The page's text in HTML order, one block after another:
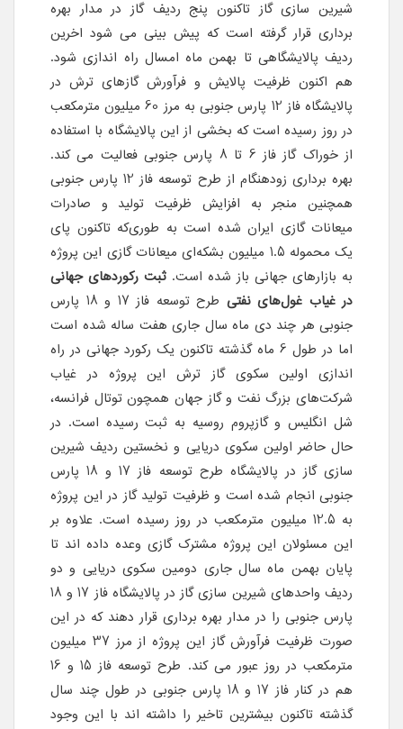
شیرین سازی گاز تاکنون پنج ردیف گاز در مدار بهره
برداری قرار گرفته است که پیش بینی می شود اخرین
ردیف پالایشگاهی تا بهمن ماه امسال راه اندازی شود.
هم اکنون ظرفیت پالایش و فرآورش گازهای ترش در
پالایشگاه فاز 12 پارس جنوبی به مرز 60 میلیون مترمکعب
در روز رسیده است که بخشی از این پالایشگاه با استفاده
از خوراک گاز فاز 6 تا 8 پارس جنوبی فعالیت می کند.
بهره برداری زودهنگام از طرح توسعه فاز 12 پارس جنوبی
همچنین منجر به افزایش ظرفیت تولید و صادرات
میعانات گازی ایران شده است به طوری‌که تاکنون پای
یک محموله 1.5 میلیون بشکه‌ای میعانات گازی این پروژه
به بازارهای جهانی باز شده است. ثبت رکوردهای جهانی
در غیاب غول‌های نفتی
طرح توسعه فاز 17 و 18 پارس
جنوبی هر چند دی ماه سال جاری هفت ساله شده است
اما در طول 6 ماه گذشته تاکنون یک رکورد جهانی در راه
اندازی اولین سکوی گاز ترش این پروژه در غیاب
شرکت‌های بزرگ نفت و گاز جهان همچون توتال فرانسه،
شل انگلیس و گازپروم روسیه به ثبت رسیده است. در
حال حاضر اولین سکوی دریایی و نخستین ردیف شیرین
سازی گاز در پالایشگاه طرح توسعه فاز 17 و 18 پارس
جنوبی انجام شده است و ظرفیت تولید گاز در این پروژه
به 12.5 میلیون مترمکعب در روز رسیده است. علاوه بر
این مسئولان این پروژه مشترک گازی وعده داده اند تا
پایان بهمن ماه سال جاری دومین سکوی دریایی و دو
ردیف واحدهای شیرین سازی گاز در پالایشگاه فاز 17 و 18
پارس جنوبی را در مدار بهره برداری قرار دهند که در این
صورت ظرفیت فرآورش گاز این پروژه از مرز 37 میلیون
مترمکعب در روز عبور می کند. طرح توسعه فاز 15 و 16
هم در کنار فاز 17 و 18 پارس جنوبی در طول چند سال
گذشته تاکنون بیشترین تاخیر را داشته اند با این وجود